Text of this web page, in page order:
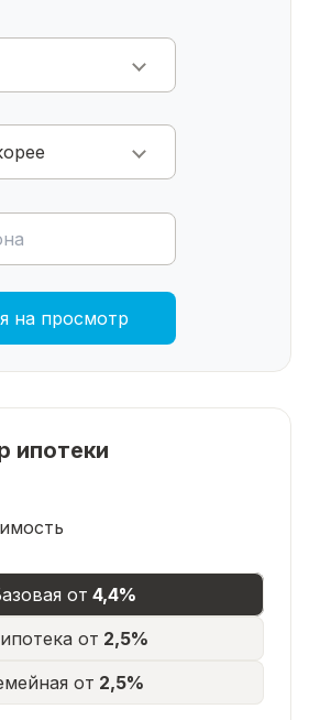
на просмотр
ипотеки
от 4,4%
от 2,5%
от 2,5%